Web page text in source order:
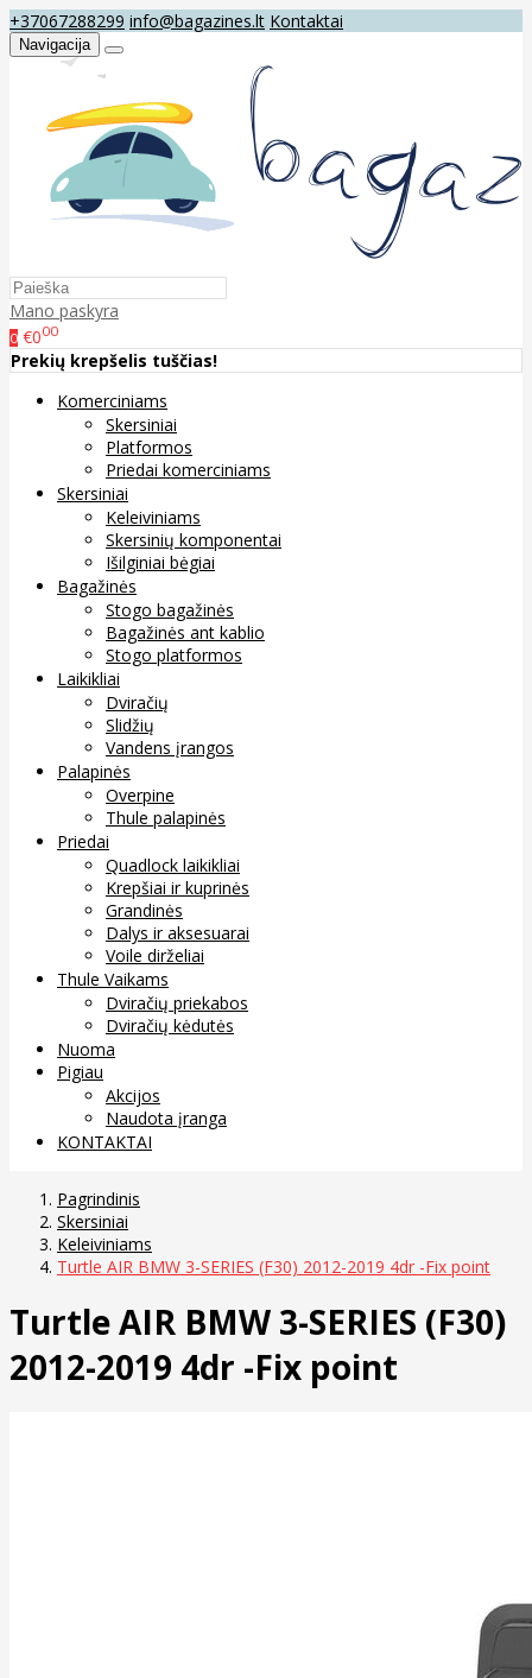
+37067288299 info@bagazines.lt Kontaktai
Navigacija
Mano paskyra
0 €000
Prekių krepšelis tuščias!
Komerciniams
Skersiniai
Platformos
Priedai komerciniams
Skersiniai
Keleiviniams
Skersinių komponentai
Išilginiai bėgiai
Bagažinės
Stogo bagažinės
Bagažinės ant kablio
Stogo platformos
Laikikliai
Dviračių
Slidžių
Vandens įrangos
Palapinės
Overpine
Thule palapinės
Priedai
Quadlock laikikliai
Krepšiai ir kuprinės
Grandinės
Dalys ir aksesuarai
Voile dirželiai
Thule Vaikams
Dviračių priekabos
Dviračių kėdutės
Nuoma
Pigiau
Akcijos
Naudota įranga
KONTAKTAI
Pagrindinis
Skersiniai
Keleiviniams
Turtle AIR BMW 3-SERIES (F30) 2012-2019 4dr -Fix point
Turtle AIR BMW 3-SERIES (F30)
2012-2019 4dr -Fix point